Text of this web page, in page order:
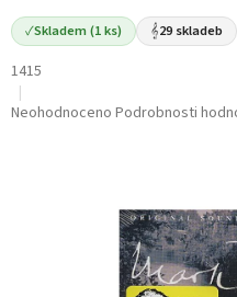
✓Skladem (1 ks) 𝄞29 skladeb
1415
Průměrné
Neohodnoceno Podrobnosti